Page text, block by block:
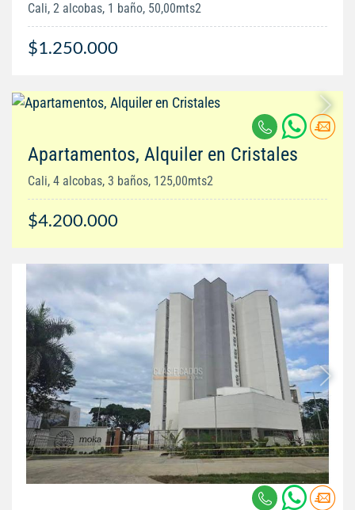
Cali, 2 alcobas, 1 baño, 50,00mts2
$1.250.000
Apartamentos, Alquiler en Cristales
Cali, 4 alcobas, 3 baños, 125,00mts2
$4.200.000